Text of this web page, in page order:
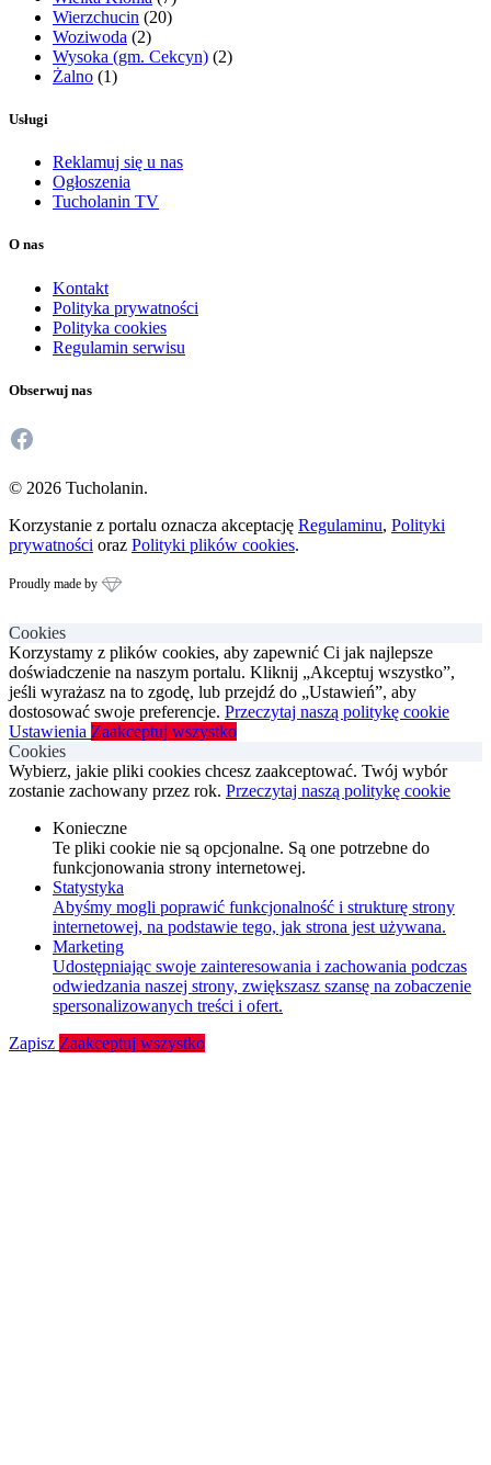
Wierzchucin (20)
Woziwoda (2)
Wysoka (gm. Cekcyn) (2)
Żalno (1)
Usługi
Reklamuj się u nas
Ogłoszenia
Tucholanin TV
O nas
Kontakt
Polityka prywatności
Polityka cookies
Regulamin serwisu
Obserwuj nas
Facebook
© 2026 Tucholanin.
Korzystanie z portalu oznacza akceptację Regulaminu, Polityki
prywatności oraz Polityki plików cookies.
Proudly made by
Cookies
Korzystamy z plików cookies, aby zapewnić Ci jak najlepsze
doświadczenie na naszym portalu. Kliknij „Akceptuj wszystko”,
jeśli wyrażasz na to zgodę, lub przejdź do „Ustawień”, aby
dostosować swoje preferencje. Przeczytaj naszą politykę cookie
Ustawienia Zaakceptuj wszystko
Cookies
Wybierz, jakie pliki cookies chcesz zaakceptować. Twój wybór
zostanie zachowany przez rok. Przeczytaj naszą politykę cookie
Konieczne
Te pliki cookie nie są opcjonalne. Są one potrzebne do
funkcjonowania strony internetowej.
Statystyka
Abyśmy mogli poprawić funkcjonalność i strukturę strony
internetowej, na podstawie tego, jak strona jest używana.
Marketing
Udostępniając swoje zainteresowania i zachowania podczas
odwiedzania naszej strony, zwiększasz szansę na zobaczenie
spersonalizowanych treści i ofert.
Zapisz Zaakceptuj wszystko